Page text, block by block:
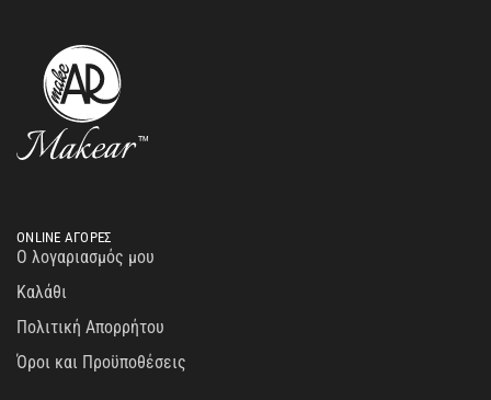
ONLINE ΑΓΟΡΕΣ
Ο λογαριασμός μου
Καλάθι
Πολιτική Απορρήτου
Όροι και Προϋποθέσεις